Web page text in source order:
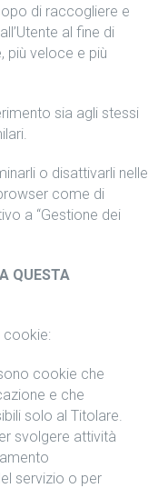
di raccogliere e
al fine di
più veloce e più
sia agli stessi
o disattivarli nelle
come di
a “Gestione dei
QUESTA
cookie:
cookie che
e che
solo al Titolare.
svolgere attività
servizio o per